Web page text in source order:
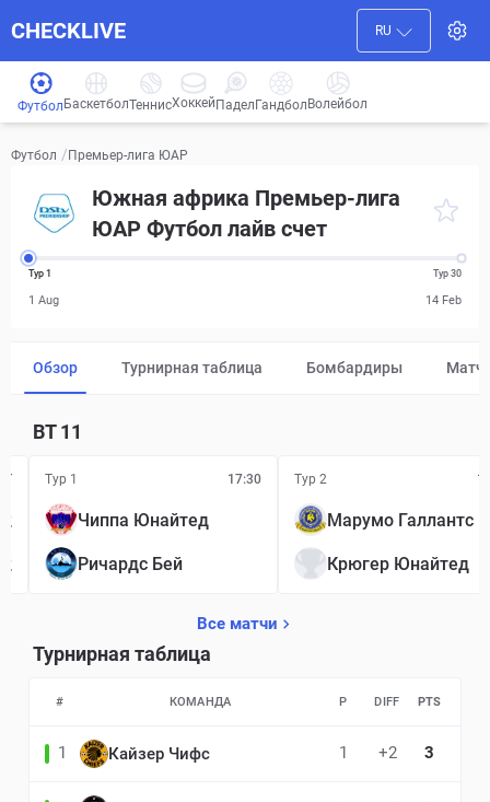
CHECKLIVE RU
Футбол БаскетболТеннисХоккей ПаделГандбол Волейбол
Футбол /Премьер-лига ЮАР
Южная африка Премьер-лига
ЮАР Футбол лайв счет
Тур 1 Тур 30
1 Aug 14 Feb
Обзор Турнирная таблица Бомбардиры
2
2
ВТ 11
Тур 1 17:30
Чиппа Юнайтед
Ричардс Бей
Тур 2
Марумо Галлантс
Крюгер Юнайтед
Все матчи
Турнирная таблица
# КОМАНДА P DIFF PTS
1 Кайзер Чифс 1 +2 3